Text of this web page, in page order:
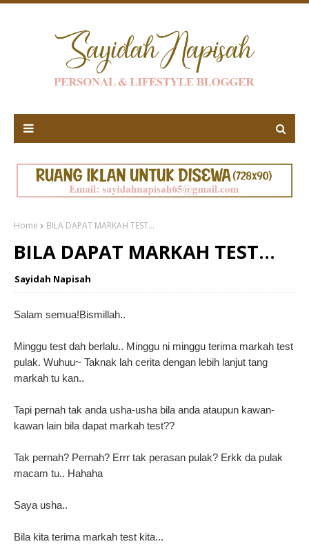
Home BILA DAPAT MARKAH TEST...
BILA DAPAT MARKAH TEST...
Sayidah Napisah
Salam semua!Bismillah..
Minggu test dah berlalu.. Minggu ni minggu terima markah test
pulak. Wuhuu~ Taknak lah cerita dengan lebih lanjut tang
markah tu kan..
Tapi pernah tak anda usha-usha bila anda ataupun kawan-
kawan lain bila dapat markah test??
Tak pernah? Pernah? Errr tak perasan pulak? Erkk da pulak
macam tu.. Hahaha
Saya usha..
Bila kita terima markah test kita...